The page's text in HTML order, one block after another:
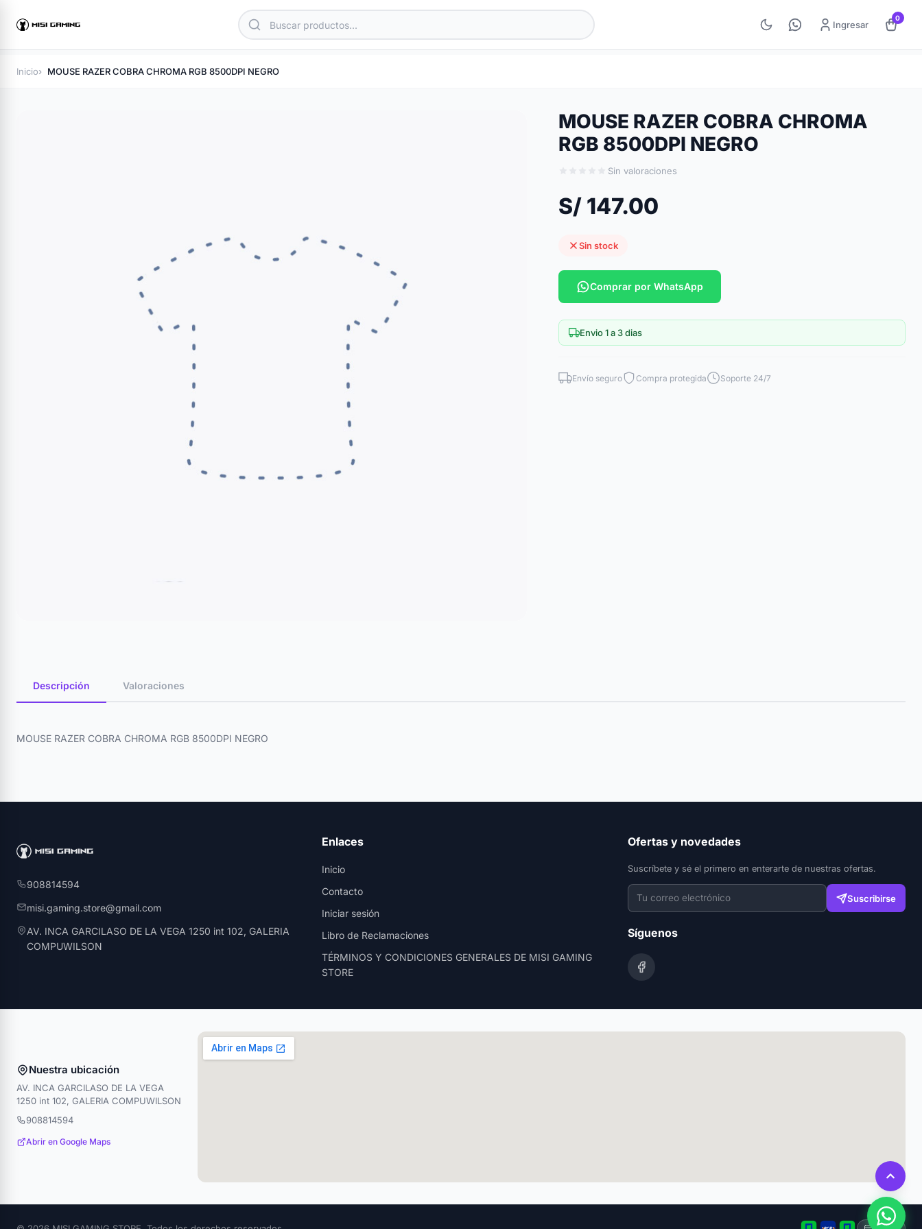
Ingresar
0
Inicio MOUSE RAZER COBRA CHROMA RGB 8500DPI NEGRO
MOUSE RAZER COBRA CHROMA
RGB 8500DPI NEGRO
Sin valoraciones
S/ 147.00
Sin stock
Comprar por WhatsApp
Envio 1 a 3 dias
Envío seguro Compra protegida Soporte 24/7
Descripción Valoraciones
MOUSE RAZER COBRA CHROMA RGB 8500DPI NEGRO
908814594
misi.gaming.store@gmail.com
AV. INCA GARCILASO DE LA VEGA 1250 int 102, GALERIA
COMPUWILSON
Enlaces
Inicio
Contacto
Iniciar sesión
Libro de Reclamaciones
TÉRMINOS Y CONDICIONES GENERALES DE MISI GAMING
STORE
Ofertas y novedades
Suscríbete y sé el primero en enterarte de nuestras ofertas.
Suscribirse
Síguenos
Nuestra ubicación
AV. INCA GARCILASO DE LA VEGA
1250 int 102, GALERIA COMPUWILSON
908814594
Abrir en Google Maps